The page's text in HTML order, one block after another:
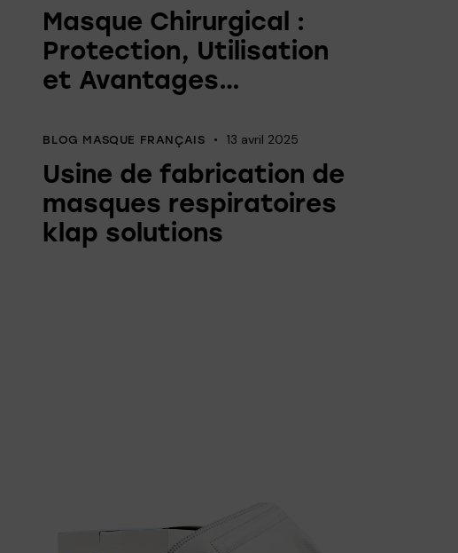
Masque Chirurgical :
Protection, Utilisation
et Avantages…
BLOG MASQUE FRANÇAIS 13 avril 2025
Usine de fabrication de
masques respiratoires
klap solutions